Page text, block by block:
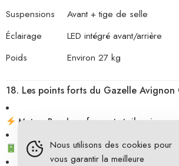
Suspensions
Avant + tige de selle
Éclairage
LED intégré avant/arrière
Poids
Environ 27 kg
18. Les points forts du Gazelle Avignon
Moteur Bosch performant et silencieux
Autonomie généreuse jusqu’à 120 km
Nous utilisons des cookies pour
vous garantir la meilleure